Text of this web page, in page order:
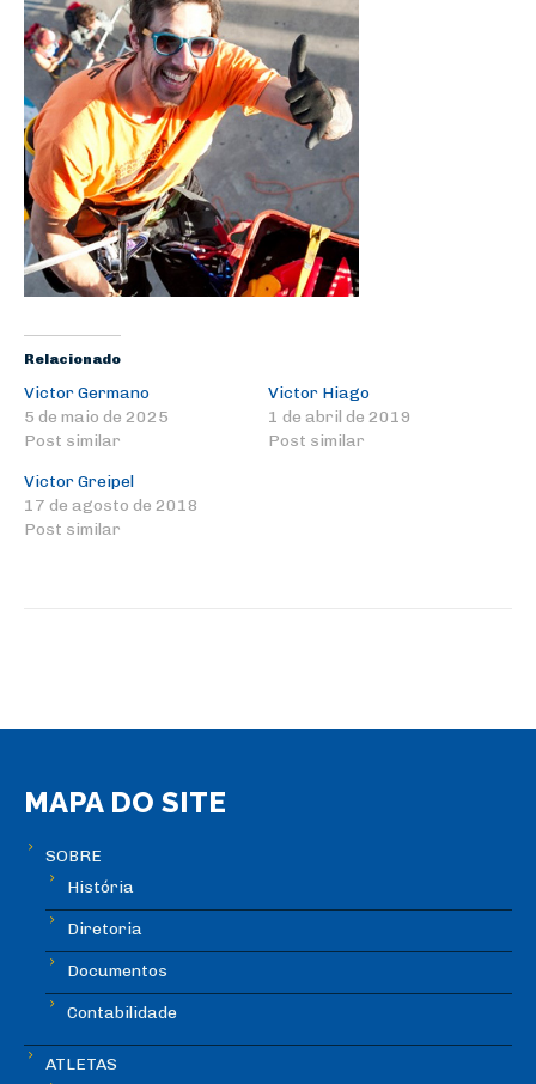
Relacionado
Victor Germano
5 de maio de 2025
Post similar
Victor Hiago
1 de abril de 2019
Post similar
Victor Greipel
17 de agosto de 2018
Post similar
MAPA DO SITE
SOBRE
História
Diretoria
Documentos
Contabilidade
ATLETAS